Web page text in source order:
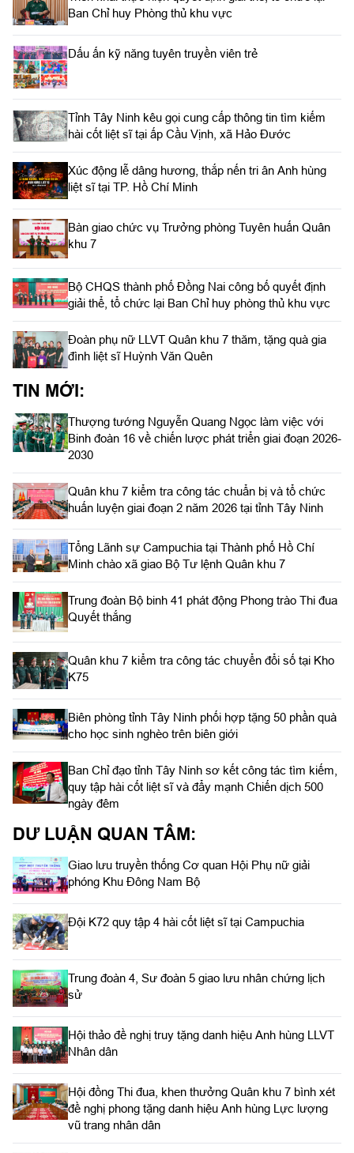
Ban Chỉ huy Phòng thủ khu vực
Dấu ấn kỹ năng tuyên truyền viên trẻ
Tỉnh Tây Ninh kêu gọi cung cấp thông tin tìm kiếm
hài cốt liệt sĩ tại ấp Cầu Vịnh, xã Hảo Đước
Xúc động lễ dâng hương, thắp nến tri ân Anh hùng
liệt sĩ tại TP. Hồ Chí Minh
Bàn giao chức vụ Trưởng phòng Tuyên huấn Quân
khu 7
Bộ CHQS thành phố Đồng Nai công bố quyết định
giải thể, tổ chức lại Ban Chỉ huy phòng thủ khu vực
Đoàn phụ nữ LLVT Quân khu 7 thăm, tặng quà gia
đình liệt sĩ Huỳnh Văn Quên
TIN MỚI:
Thượng tướng Nguyễn Quang Ngọc làm việc với
Binh đoàn 16 về chiến lược phát triển giai đoạn 2026-
2030
Quân khu 7 kiểm tra công tác chuẩn bị và tổ chức
huấn luyện giai đoạn 2 năm 2026 tại tỉnh Tây Ninh
Tổng Lãnh sự Campuchia tại Thành phố Hồ Chí
Minh chào xã giao Bộ Tư lệnh Quân khu 7
Trung đoàn Bộ binh 41 phát động Phong trào Thi đua
Quyết thắng
Quân khu 7 kiểm tra công tác chuyển đổi số tại Kho
K75
Biên phòng tỉnh Tây Ninh phối hợp tặng 50 phần quà
cho học sinh nghèo trên biên giới
Ban Chỉ đạo tỉnh Tây Ninh sơ kết công tác tìm kiếm,
quy tập hài cốt liệt sĩ và đẩy mạnh Chiến dịch 500
ngày đêm
DƯ LUẬN QUAN TÂM:
Giao lưu truyền thống Cơ quan Hội Phụ nữ giải
phóng Khu Đông Nam Bộ
Đội K72 quy tập 4 hài cốt liệt sĩ tại Campuchia
Trung đoàn 4, Sư đoàn 5 giao lưu nhân chứng lịch
sử
Hội thảo đề nghị truy tặng danh hiệu Anh hùng LLVT
Nhân dân
Hội đồng Thi đua, khen thưởng Quân khu 7 bình xét
đề nghị phong tặng danh hiệu Anh hùng Lực lượng
vũ trang nhân dân